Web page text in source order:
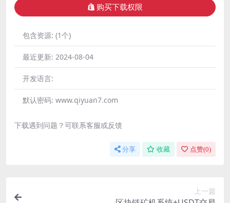
购买下载权限
包含资源: (1个)
最近更新: 2024-08-04
开发语言:
默认密码: www.qiyuan7.com
下载遇到问题？可联系客服或反馈
分享 收藏 点赞(0)
上一篇